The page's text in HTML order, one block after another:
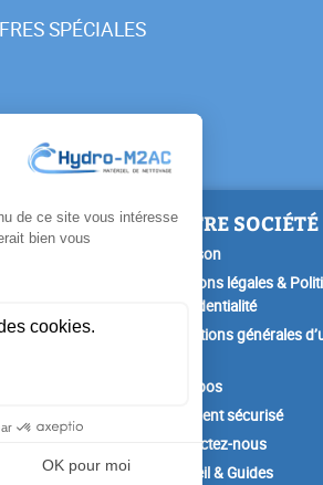
SPÉCIALES
NOTRE SOCIÉTÉ
Livraison
Mentions légales &
Confidentialité
Conditions générales
A propos
Paiement sécurisé
Contactez-nous
Conseil & Guides